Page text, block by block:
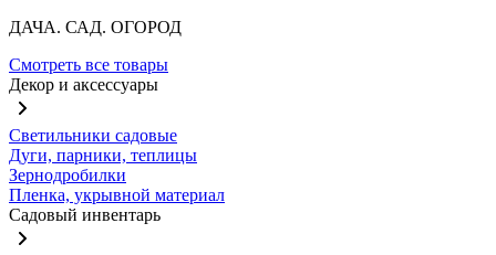
ДАЧА. САД. ОГОРОД
Смотреть все товары
Декор и аксессуары
Светильники садовые
Дуги, парники, теплицы
Зернодробилки
Пленка, укрывной материал
Садовый инвентарь